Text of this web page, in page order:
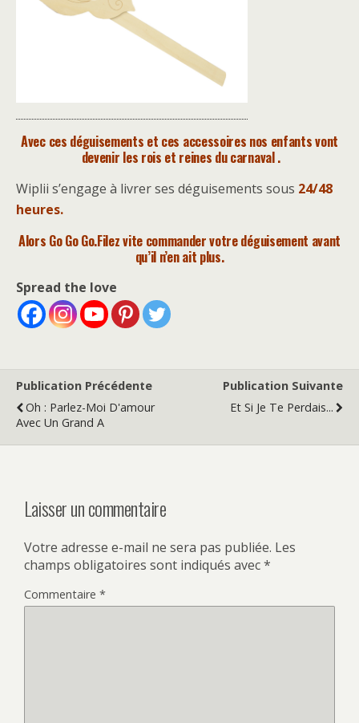
Avec ces déguisements et ces accessoires nos enfants vont
devenir les rois et reines du carnaval .
Wiplii s’engage à livrer ses déguisements sous 24/48
heures.
Alors Go Go Go.Filez vite commander votre déguisement avant
qu’il n’en ait plus.
Spread the love
Publication Précédente
Oh : Parlez-Moi D'amour
Avec Un Grand A
Publication Suivante
Et Si Je Te Perdais...
Laisser un commentaire
Votre adresse e-mail ne sera pas publiée. Les
champs obligatoires sont indiqués avec*
Commentaire *